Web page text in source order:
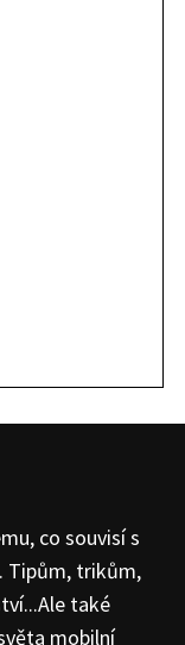
co souvisí s
Tipům, trikům,
také
mobilní